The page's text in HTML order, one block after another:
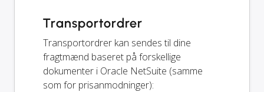
Transportordrer
Transportordrer kan sendes til dine
fragtmænd baseret på forskellige
dokumenter i Oracle NetSuite (samme
som for prisanmodninger):